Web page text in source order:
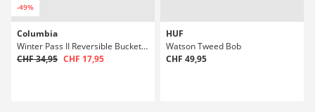
-49%
Columbia
Winter Pass II Reversible Bucket Casquette
CHF 34,95 CHF 17,95
HUF
Watson Tweed Bob
CHF 49,95